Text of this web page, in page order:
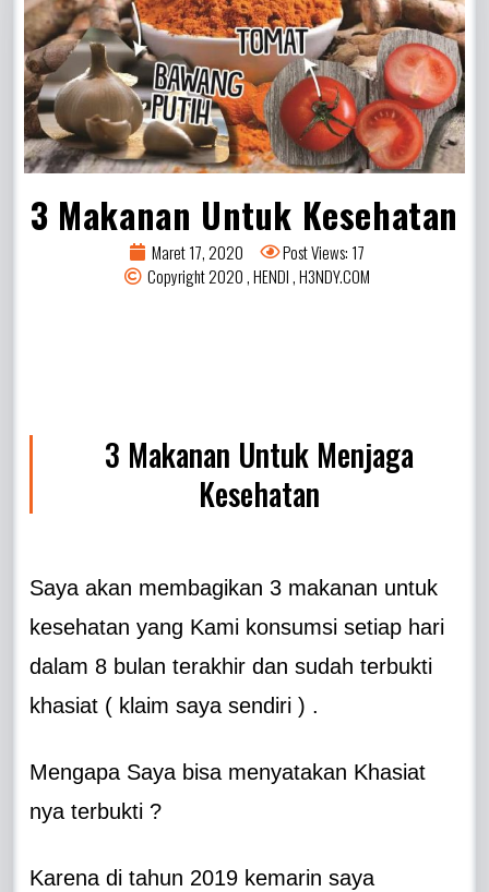
3 Makanan Untuk Kesehatan
Maret 17, 2020
Post Views: 17
Copyright 2020 , HENDI , H3NDY.COM
3 Makanan Untuk Menjaga
Kesehatan
Saya akan membagikan 3 makanan untuk
kesehatan yang Kami konsumsi setiap hari
dalam 8 bulan terakhir dan sudah terbukti
khasiat ( klaim saya sendiri ) .
Mengapa Saya bisa menyatakan Khasiat
nya terbukti ?
Karena di tahun 2019 kemarin saya